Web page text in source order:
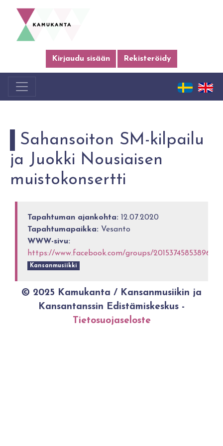
Kirjaudu sisään Rekisteröidy
Sahansoiton SM-kilpailu
ja Juokki Nousiaisen
muistokonsertti
Tapahtuman ajankohta: 12.07.2020
Tapahtumapaikka: Vesanto
WWW-sivu:
https://www.facebook.com/groups/2015374585389645/
Kansanmusiikki
© 2025 Kamukanta / Kansanmusiikin ja
Kansantanssin Edistämiskeskus -
Tietosuojaseloste